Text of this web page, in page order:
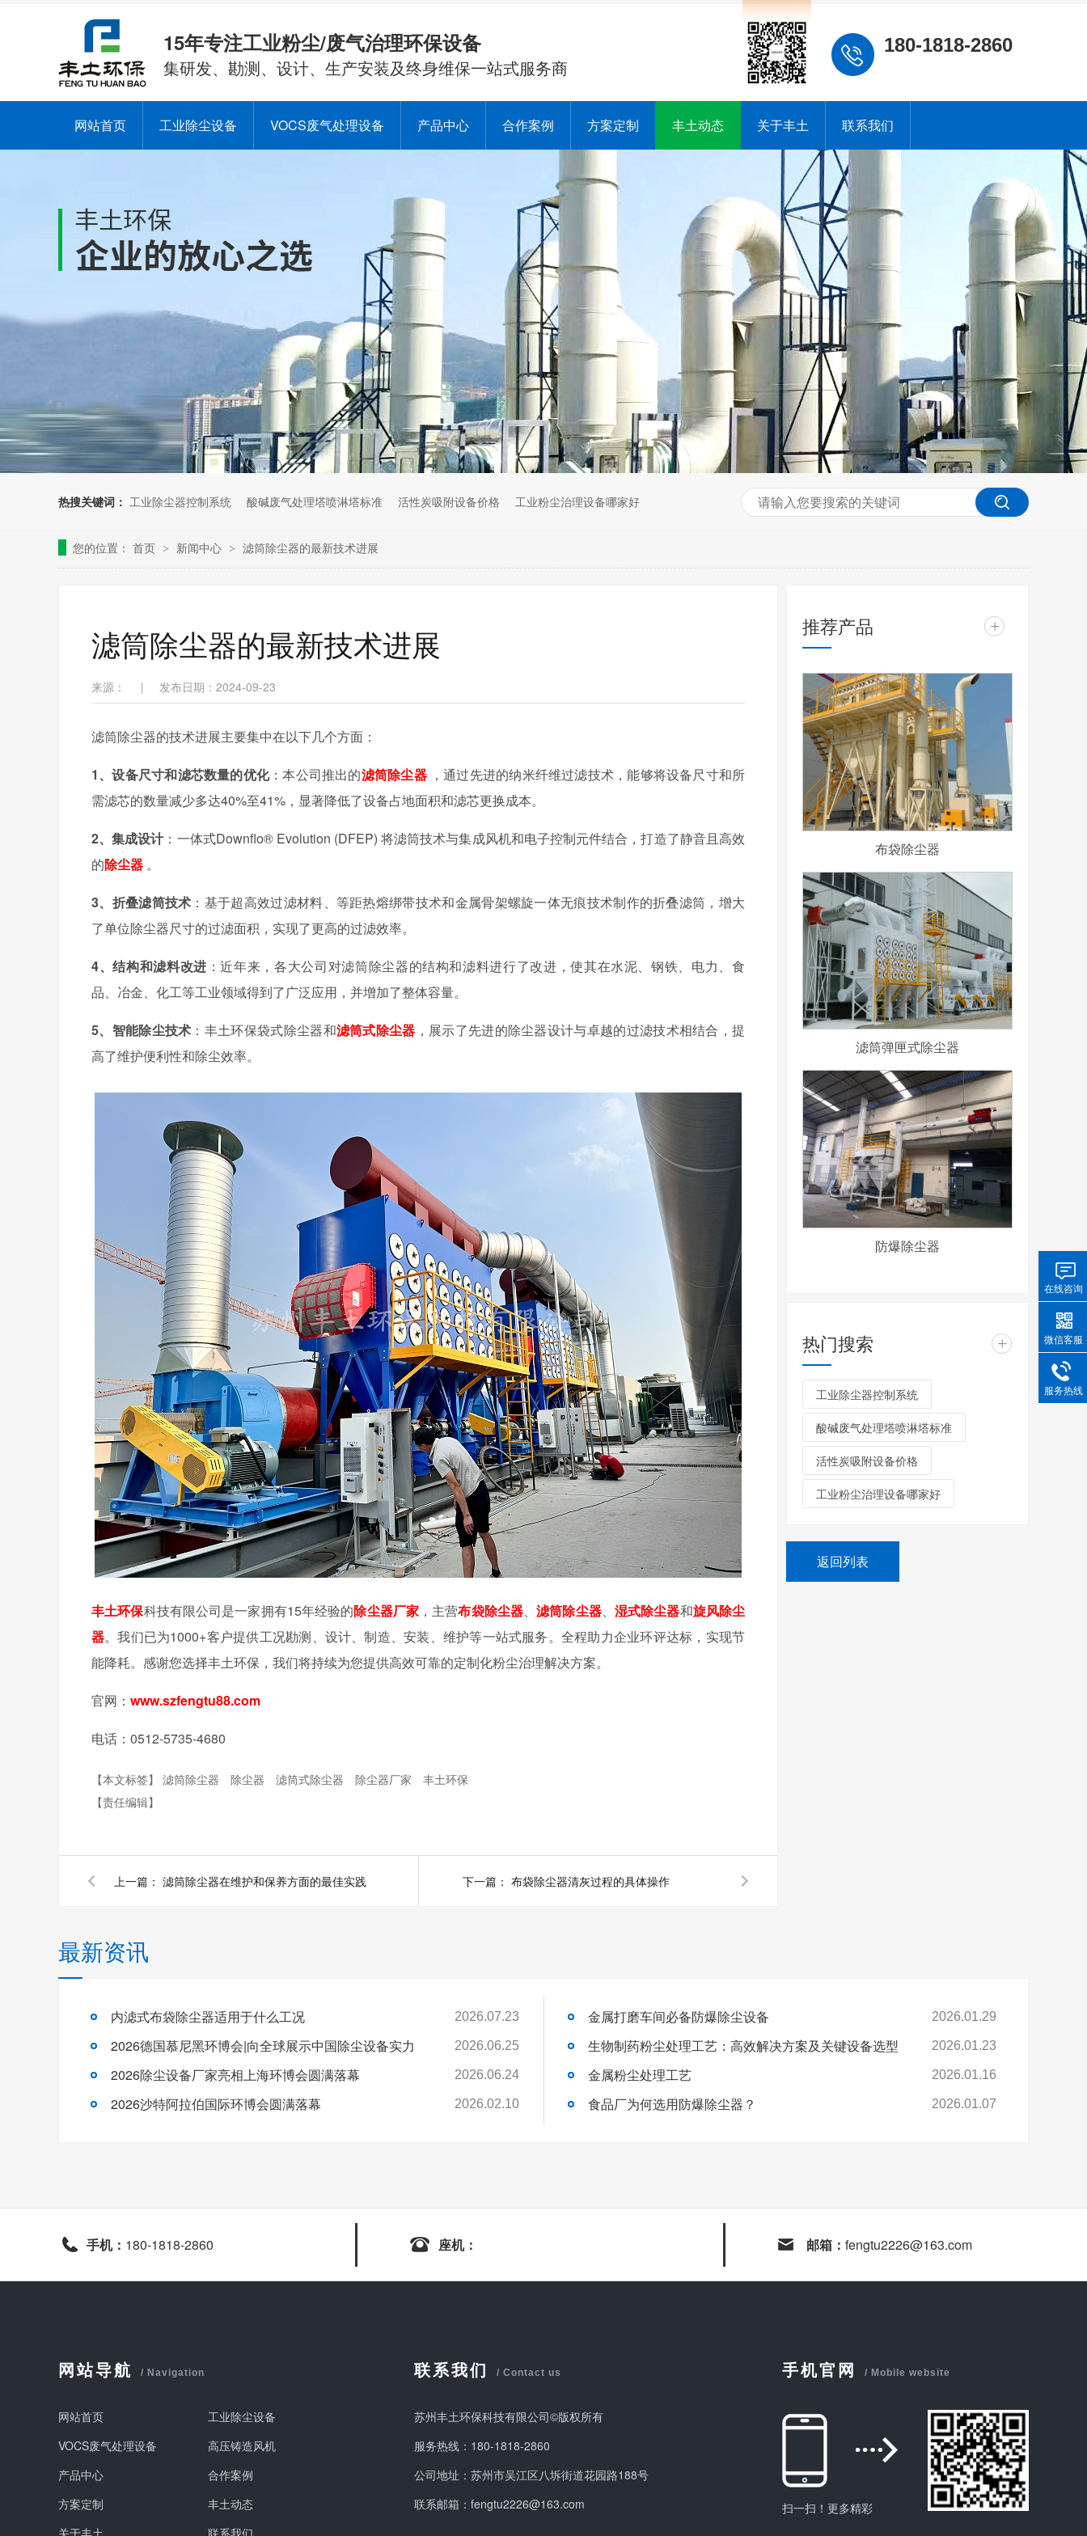
15年专注工业粉尘/废气治理环保设备
集研发、勘测、设计、生产安装及终身维保一站式服务商
180-1818-2860
网站首页 工业除尘设备 VOCS废气处理设备 产品中心 合作案例 方案定制 丰土动态 关于丰土 联系我们
热搜关键词： 工业除尘器控制系统 酸碱废气处理塔喷淋塔标准 活性炭吸附设备价格 工业粉尘治理设备哪家好
您的位置： 首页 > 新闻中心 > 滤筒除尘器的最新技术进展
滤筒除尘器的最新技术进展
来源： | 发布日期：2024-09-23
滤筒除尘器的技术进展主要集中在以下几个方面：
1、设备尺寸和滤芯数量的优化：本公司推出的滤筒除尘器 ，通过先进的纳米纤维过滤技术，能够将设备尺寸和所
需滤芯的数量减少多达40%至41% ，显著降低了设备占地面积和滤芯更换成本。
2、集成设计：一体式Downflo® Evolution (DFEP) 将滤筒技术与集成风机和电子控制元件结合，打造了静音且高效
的除尘器 。
3、 折叠滤筒技术 ：基于超高效过滤材料、等距热熔绑带技术和金属骨架螺旋一体无痕技术制作的折叠滤筒，增大
了单位除尘器尺寸的过滤面积，实现了更高的过滤效率。
4、结构和滤料改进 ：近年来，各大公司对滤筒除尘器的结构和滤料进行了改进，使其在水泥、钢铁、电力、食
品、冶金、化工等工业领域得到了广泛应用，并增加了整体容量。
5、 智能除尘技术 ：丰土环保袋式除尘器和滤筒式除尘器 ，展示了先进的除尘器设计与卓越的过滤技术相结合，提
高了维护便利性和除尘效率。
丰土环保科技有限公司是一家拥有15年经验的除尘器厂家 ，主营布袋除尘器、滤筒除尘器、 湿式除尘器和旋风除尘
器。我们已为1000+客户提供工况勘测、设计、制造、安装、维护等一站式服务。全程助力企业环评达标，实现节
能降耗。感谢您选择丰土环保，我们将持续为您提供高效可靠的定制化粉尘治理解决方案。
官网： www.szfengtu88.com
电话：0512-5735-4680
【本文标签】 滤筒除尘器 除尘器 滤筒式除尘器 除尘器厂家
丰土环保
【责任编辑】
上一篇： 滤筒除尘器在维护和保养方面的最佳实践 下一篇： 布袋除尘器清灰过程的具体操作
推荐产品 +
布袋除尘器
滤筒弹匣式除尘器
防爆除尘器
热门搜索 +
工业除尘器控制系统
酸碱废气处理塔喷淋塔标准
活性炭吸附设备价格
工业粉尘治理设备哪家好
返回列表
最新资讯
内滤式布袋除尘器适用于什么工况 2026.07.23
2026德国慕尼黑环博会|向全球展示中国除尘设备实力 2026.06.25
2026除尘设备厂家亮相上海环博会圆满落幕 2026.06.24
2026沙特阿拉伯国际环博会圆满落幕 2026.02.10
金属打磨车间必备防爆除尘设备 2026.01.29
生物制药粉尘处理工艺：高效解决方案及关键设备选型 2026.01.23
金属粉尘处理工艺 2026.01.16
食品厂为何选用防爆除尘器？ 2026.01.07
手机： 180-1818-2860 座机： 邮箱： fengtu2226@163.com
网站导航 / Navigation
网站首页
工业除尘设备
VOCS废气处理设备
高压铸造风机
产品中心
合作案例
方案定制
丰土动态
关于丰土
联系我们
联系我们 / Contact us
苏州丰土环保科技有限公司©版权所有
服务热线：180-1818-2860
公司地址：苏州市吴江区八坼街道花园路188号
联系邮箱：fengtu2226@163.com
手机官网 / Mobile website
扫一扫！更多精彩
在线咨询
微信客服
服务热线